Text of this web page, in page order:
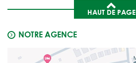
HAUT DE PAGE
NOTRE AGENCE